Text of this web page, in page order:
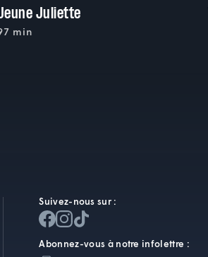
Juliette
min
Suivez-nous sur :
Abonnez-vous à notre infolettre :